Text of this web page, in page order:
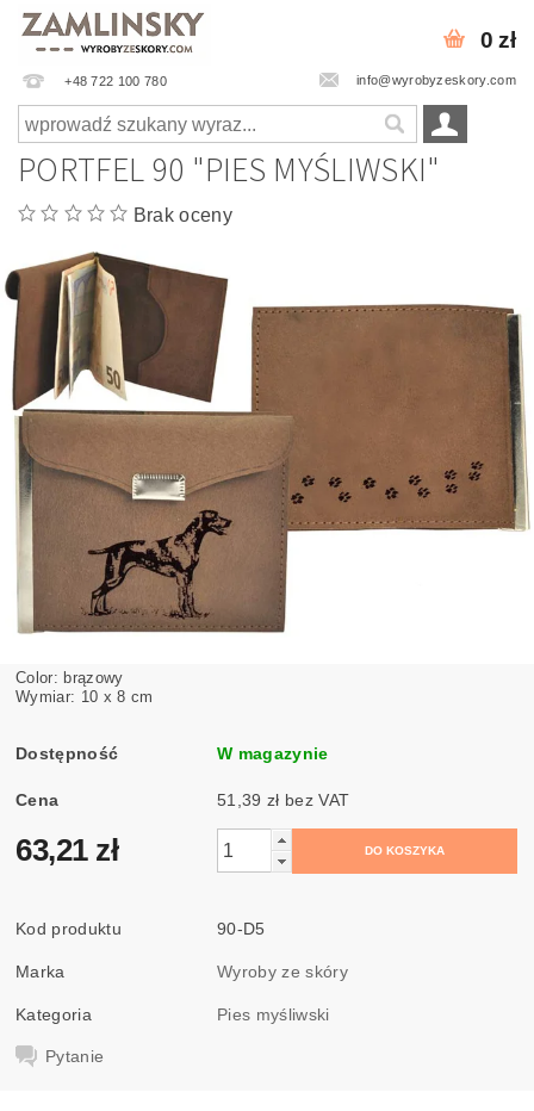
+48 722 100 780 info@wyrobyzeskory.com
0 zł
PORTFEL 90 "PIES MYŚLIWSKI"
Brak oceny
Color: brązowy
Wymiar: 10 x 8 cm
Dostępność W magazynie
Cena 51,39 zł bez VAT
63,21 zł
Kod produktu 90-D5
Marka Wyroby ze skóry
Kategoria Pies myśliwski
Pytanie